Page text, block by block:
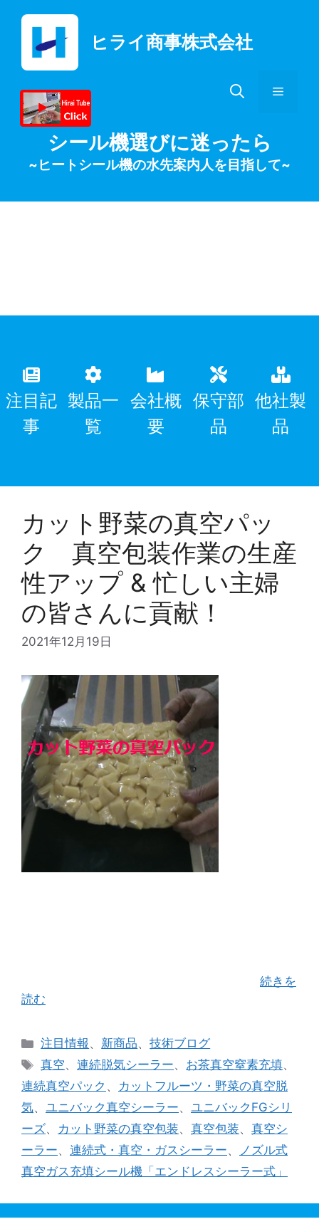
ヒライ商事株式会社
メ
シール機選びに迷ったら
~ヒートシール機の水先案内人を目指して~
注目記
事
製品一
覧
会社概
要
保守部
品
他社製
品
カット野菜の真空パッ
ク 真空包装作業の生産
性アップ & 忙しい主婦
の皆さんに貢献！
2021年12月19日
続きを
読む
カ
テ
リ
ー
注目情報 、 新商品、技術ブログ
タ
グ
真空、連続脱気シーラー、 お茶真空窒素充填、
連続真空パック 、 カットフルーツ・野菜の真空脱
気、 ユニバック真空シーラー、 ユニバックFGシリ
ーズ、 カット野菜の真空包装、 真空包装、 真空シ
ーラー、 連続式・真空・ガスシーラー、
ノズル式
真空ガス充填シール機「エンドレスシーラー式」